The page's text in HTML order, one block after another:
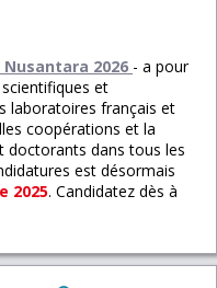
Nusantara 2026 - a pour
et
laboratoires français et
coopérations et la
doctorants dans tous les
est désormais
2025. Candidatez dès à